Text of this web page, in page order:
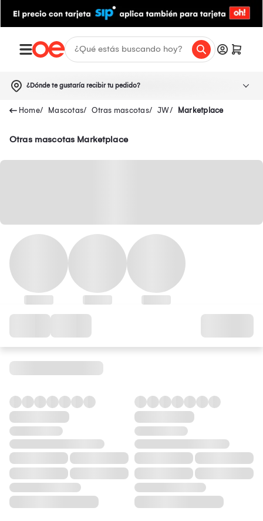
¿Dónde te gustaría recibir tu pedido?
Mascotas Otras mascotas JW Marketplace
Otras mascotas Marketplace